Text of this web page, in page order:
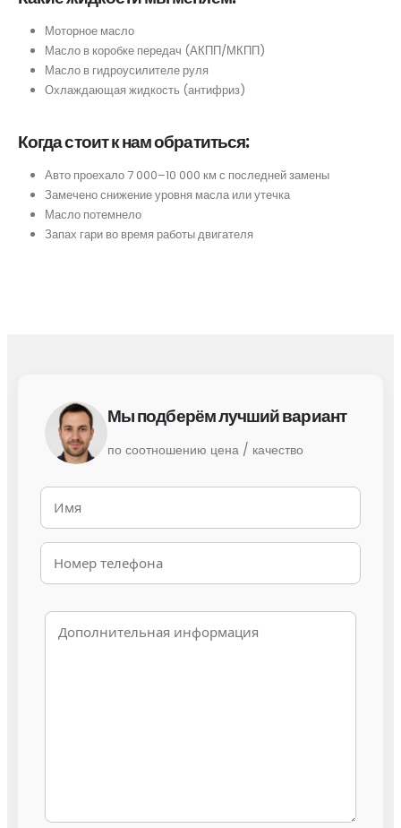
Моторное масло
Масло в коробке передач (АКПП/МКПП)
Масло в гидроусилителе руля
Охлаждающая жидкость (антифриз)
Когда стоит к нам обратиться:
Авто проехало 7 000–10 000 км с последней замены
Замечено снижение уровня масла или утечка
Масло потемнело
Запах гари во время работы двигателя
Мы подберём лучший вариант
по соотношению цена / качество